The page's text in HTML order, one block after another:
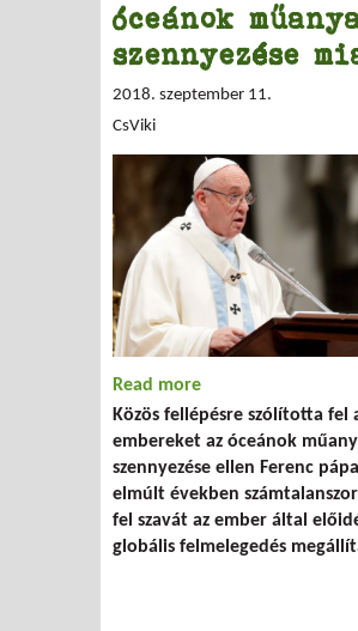
óceánok
szennyezése
2018. szeptember 11.
CsViki
Read more
az óceánok
Közös fellépésre szólította fel
embereket az óceánok
szennyezése ellen Ferenc
elmúlt években
fel szavát az ember által
globális felmelegedés